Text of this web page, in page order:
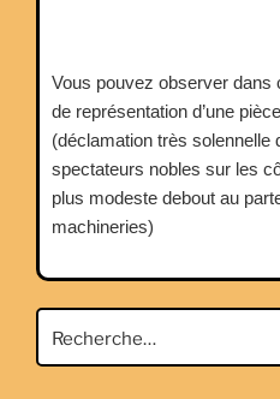
Vous pouvez observer dans
de représentation d’une
(déclamation très solennelle
spectateurs nobles sur les
plus modeste debout au
machineries)
pour